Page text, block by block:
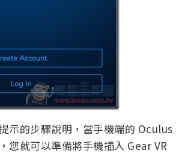
示的步驟說明 ，當手機端的 Oculus
您就可以準備將手機插入 Gear VR